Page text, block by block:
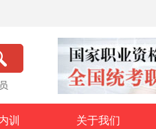
训 关于我们